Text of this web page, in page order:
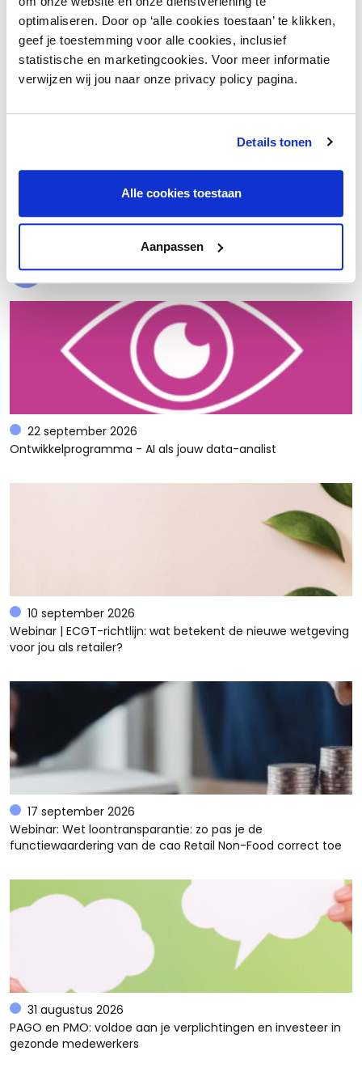
optimaliseren. Door op ‘alle cookies toestaan’ te klikken,
geef je toestemming voor alle cookies, inclusief
statistische en marketingcookies. Voor meer informatie
verwijzen wij jou naar onze privacy policy pagina.
Details tonen
Alle cookies toestaan
Aanpassen
Laad meer
Evenementen
22 september 2026
Ontwikkelprogramma - AI als jouw data-analist
10 september 2026
Webinar | ECGT-richtlijn: wat betekent de nieuwe wetgeving
voor jou als retailer?
17 september 2026
Webinar: Wet loontransparantie: zo pas je de
functiewaardering van de cao Retail Non-Food correct toe
31 augustus 2026
PAGO en PMO: voldoe aan je verplichtingen en investeer in
gezonde medewerkers